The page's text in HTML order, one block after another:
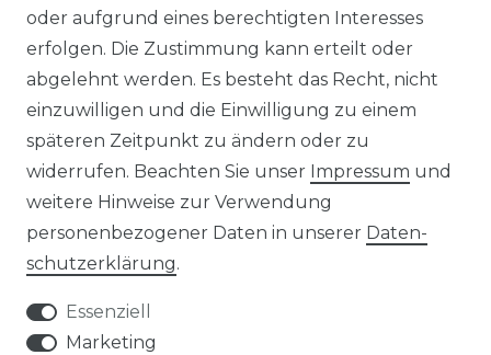
HERSTELLER
REFERENZEN
oder aufgrund eines berechtigten Interesses
erfolgen. Die Zustimmung kann erteilt oder
abgelehnt werden. Es besteht das Recht, nicht
einzuwilligen und die Einwilligung zu einem
späteren Zeitpunkt zu ändern oder zu
widerrufen. Beachten Sie unser Impressum und
weitere Hinweise zur Verwendung
personenbezogener Daten in unserer Daten­
schutz­erklärung.
Essenziell
Marketing